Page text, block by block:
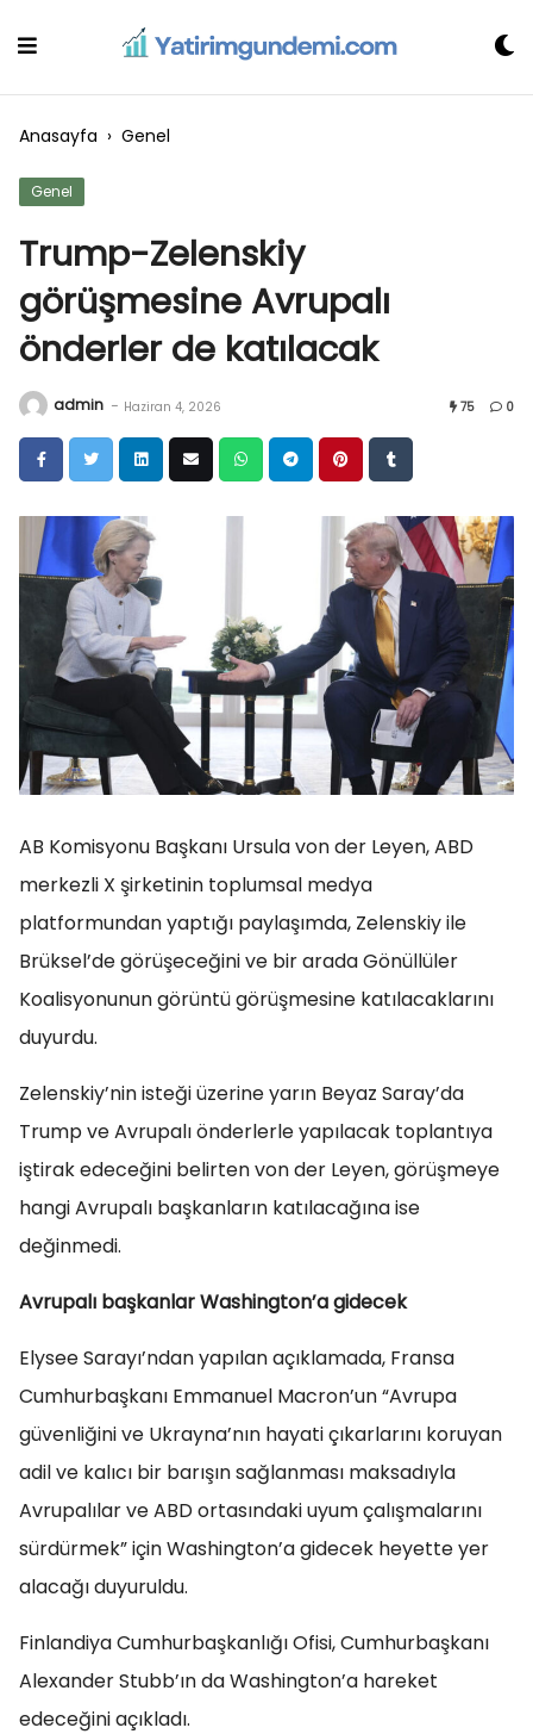
Anasayfa › Genel
Genel
Trump-Zelenskiy
görüşmesine Avrupalı
önderler de katılacak
admin - Haziran 4, 2026 75 0
AB Komisyonu Başkanı Ursula von der Leyen, ABD
merkezli X şirketinin toplumsal medya
platformundan yaptığı paylaşımda, Zelenskiy ile
Brüksel’de görüşeceğini ve bir arada Gönüllüler
Koalisyonunun görüntü görüşmesine katılacaklarını
duyurdu.
Zelenskiy’nin isteği üzerine yarın Beyaz Saray’da
Trump ve Avrupalı önderlerle yapılacak toplantıya
iştirak edeceğini belirten von der Leyen, görüşmeye
hangi Avrupalı başkanların katılacağına ise
değinmedi.
Avrupalı başkanlar Washington’a gidecek
Elysee Sarayı’ndan yapılan açıklamada, Fransa
Cumhurbaşkanı Emmanuel Macron’un “Avrupa
güvenliğini ve Ukrayna’nın hayati çıkarlarını koruyan
adil ve kalıcı bir barışın sağlanması maksadıyla
Avrupalılar ve ABD ortasındaki uyum çalışmalarını
sürdürmek” için Washington’a gidecek heyette yer
alacağı duyuruldu.
Finlandiya Cumhurbaşkanlığı Ofisi, Cumhurbaşkanı
Alexander Stubb’ın da Washington’a hareket
edeceğini açıkladı.